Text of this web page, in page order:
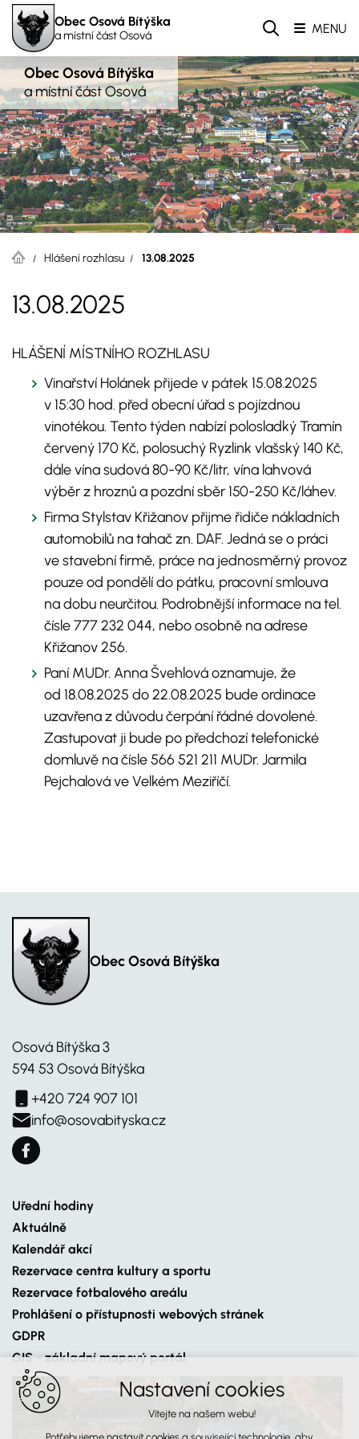
Obec Osová Bítýška
a místní část Osová MENU
Obec Osová Bítýška
a místní část Osová
Hlášení rozhlasu 13.08.2025
13.08.2025
HLÁŠENÍ MÍSTNÍHO ROZHLASU
Vinařství Holánek přijede v pátek 15.08.2025
v 15:30 hod. před obecní úřad s pojízdnou
vinotékou. Tento týden nabízí polosladký Tramín
červený 170 Kč, polosuchý Ryzlink vlašský 140 Kč,
dále vína sudová 80-90 Kč/litr, vína lahvová
výběr z hroznů a pozdní sběr 150-250 Kč/láhev.
Firma Stylstav Křižanov přijme řidiče nákladních
automobilů na tahač zn. DAF. Jedná se o práci
ve stavební firmě, práce na jednosměrný provoz
pouze od pondělí do pátku, pracovní smlouva
na dobu neurčitou. Podrobnější informace na tel.
čísle 777 232 044, nebo osobně na adrese
Křižanov 256.
Paní MUDr. Anna Švehlová oznamuje, že
od 18.08.2025 do 22.08.2025 bude ordinace
uzavřena z důvodu čerpání řádné dovolené.
Zastupovat ji bude po předchozí telefonické
domluvě na čísle 566 521 211 MUDr. Jarmila
Pejchalová ve Velkém Meziříčí.
Obec Osová Bítýška
Osová Bítýška 3
594 53 Osová Bítýška
+420 724 907 101
info@osovabityska.cz
Uřední hodiny
Aktuálně
Kalendář akcí
Rezervace centra kultury a sportu
Rezervace fotbalového areálu
Prohlášení o přístupnosti webových stránek
GDPR
GIS - základní mapový portál
Nastavení cookies
Vítejte na našem webu!